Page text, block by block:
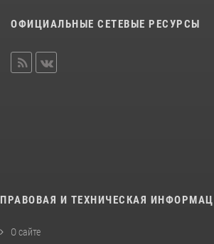
ОФИЦИАЛЬНЫЕ СЕТЕВЫЕ РЕСУРСЫ
ПРАВОВАЯ И ТЕХНИЧЕСКАЯ
О сайте